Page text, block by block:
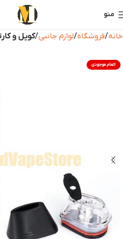
منو
خانه فروشگاه لوازم جانبی کویل و
اتمام موجودی